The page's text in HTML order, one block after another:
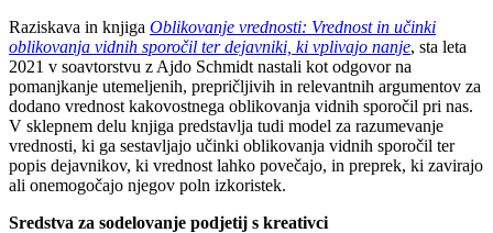
Raziskava in knjiga Oblikovanje vrednosti: Vrednost in učinki
oblikovanja vidnih sporočil ter dejavniki, ki vplivajo nanje, sta leta
2021 v soavtorstvu z Ajdo Schmidt nastali kot odgovor na
pomanjkanje utemeljenih, prepričljivih in relevantnih argumentov za
dodano vrednost kakovostnega oblikovanja vidnih sporočil pri nas.
V sklepnem delu knjiga predstavlja tudi model za razumevanje
vrednosti, ki ga sestavljajo učinki oblikovanja vidnih sporočil ter
popis dejavnikov, ki vrednost lahko povečajo, in preprek, ki zavirajo
ali onemogočajo njegov poln izkoristek.
Sredstva za sodelovanje podjetij s kreativci